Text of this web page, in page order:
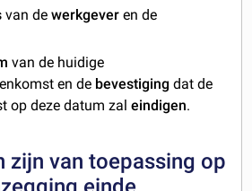
van dewerkgeveren de
van de huidige
en de bevestigingdat de
op deze datum zal eindigen.
zijn van toepassing op